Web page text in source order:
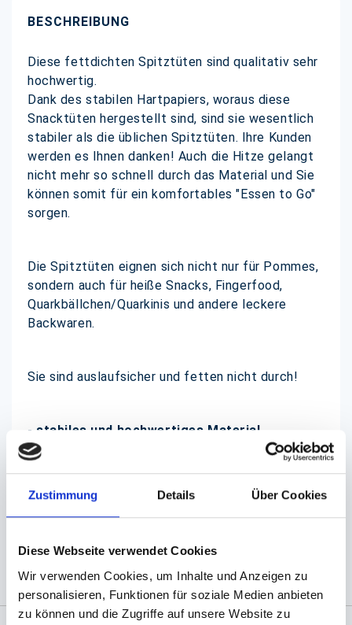
Zustimmung Details Über Cookies
Diese Webseite verwendet Cookies
Wir verwenden Cookies, um Inhalte und Anzeigen zu
personalisieren, Funktionen für soziale Medien anbieten
zu können und die Zugriffe auf unsere Website zu
BESCHREIBUNG
Diese fettdichten Spitztüten sind qualitativ sehr
hochwertig.
Dank des stabilen Hartpapiers, woraus diese
Snacktüten hergestellt sind, sind sie wesentlich
stabiler als die üblichen Spitztüten. Ihre Kunden
werden es Ihnen danken! Auch die Hitze gelangt
nicht mehr so schnell durch das Material und Sie
können somit für ein komfortables "Essen to Go"
sorgen.
Die Spitztüten eignen sich nicht nur für Pommes,
sondern auch für heiße Snacks, Fingerfood,
Quarkbällchen/Quarkinis und andere leckere
Backwaren.
Sie sind auslaufsicher und fetten nicht durch!
- stabiles und hochwertiges Material
- 190x268mm
- moderner Fresh & Tasty - Neutraldruck